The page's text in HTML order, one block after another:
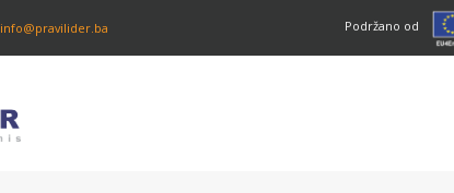
info@pravilider.ba Podržano od